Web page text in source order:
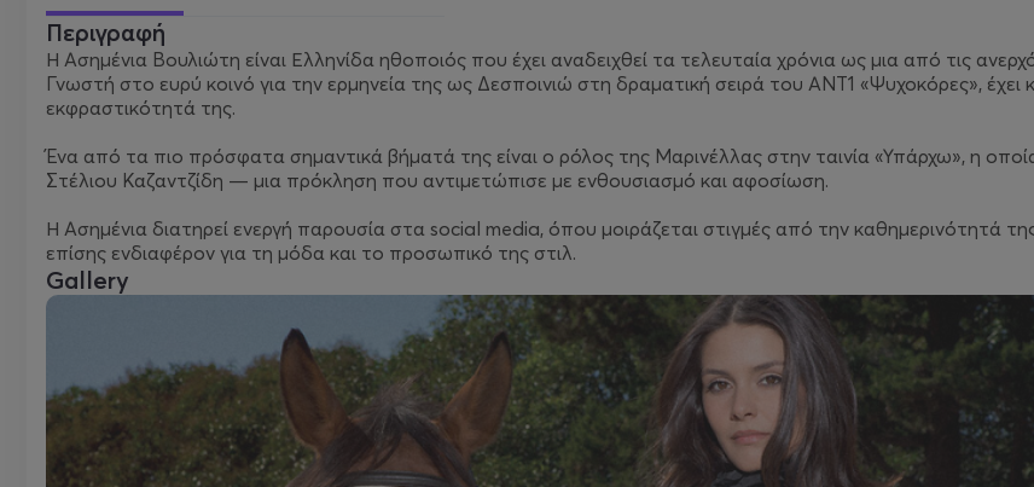
Περιγραφή
Η Ασημένια Βουλιώτη είναι Ελληνίδα ηθοποιός που έχει αναδειχθεί τα τελευταία χρόνια ως μια από τις
Γνωστή στο ευρύ κοινό για την ερμηνεία της ως Δεσποινιώ στη δραματική σειρά του ΑΝΤ1 «Ψυχοκόρες», έχει
εκφραστικότητά της.
Ένα από τα πιο πρόσφατα σημαντικά βήματά της είναι ο ρόλος της Μαρινέλλας στην ταινία «Υπάρχω», η
Στέλιου Καζαντζίδη — μια πρόκληση που αντιμετώπισε με ενθουσιασμό και αφοσίωση.
Η Ασημένια διατηρεί ενεργή παρουσία στα social media, όπου μοιράζεται στιγμές από την καθημερινότητά
επίσης ενδιαφέρον για τη μόδα και το προσωπικό της στιλ.
Gallery